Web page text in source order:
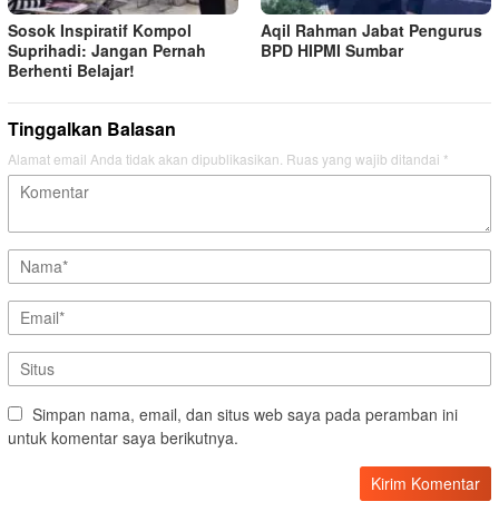
Sosok Inspiratif Kompol
Suprihadi: Jangan Pernah
Berhenti Belajar!
Aqil Rahman Jabat Pengurus
BPD HIPMI Sumbar
Tinggalkan Balasan
Alamat email Anda tidak akan dipublikasikan. Ruas yang wajib ditandai *
Simpan nama, email, dan situs web saya pada peramban ini
untuk komentar saya berikutnya.